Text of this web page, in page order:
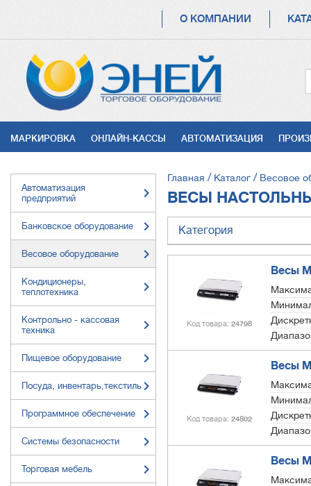
НАВИГАЦИЯ
О КОМПАНИИ
УСЛУГИ
МАРКИРОВКА ОНЛАЙН-КАССЫ АВТОМАТИЗАЦИЯ
Автоматизация
предприятий
Банковское оборудование
Весовое оборудование
Кондиционеры,
теплотехника
Контрольно - кассовая
техника
Пищевое оборудование
Посуда, инвентарь,текстиль
Программное обеспечение
Системы безопасности
Торговая мебель
СТРОКА
НАВИГАЦИИ
Главная Каталог Весовое
ВЕСЫ
Категория
Код товара 24798
Весы
Код товара 24802
Весы
Весы